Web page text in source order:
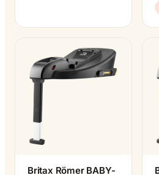
Britax Römer BABY-